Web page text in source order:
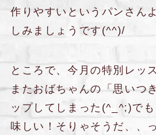
作りやすいというパンさん
しみましょうです(^^)/
ところで、今月の特別レッ
またおばちゃんの「思いつ
ップしてしまった(^_^;)で
味しい！そりゃそうだ、、